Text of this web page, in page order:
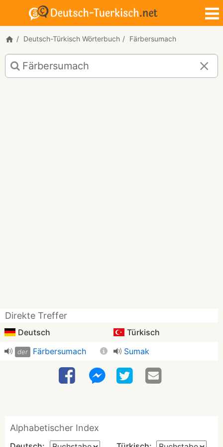
Deutsch-Türkisch Wörterbuch Färbersumach
Deutsch-
Türkisch
Übersetzung
Direkte Treffer
Deutsch Türkisch
der Färbersumach Sumak
Alphabetischer Index